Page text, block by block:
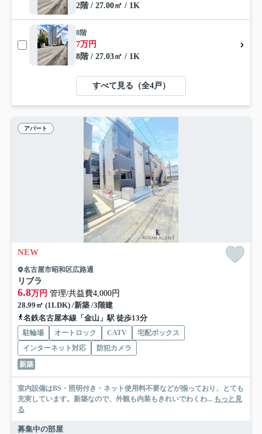
2階 / 27.00㎡ / 1K
8階
7万円
8階 / 27.03㎡ / 1K
すべて見る（全4戸）
アパート
NEW
名古屋市昭和区広路通
リブラ
6.8万円 管理/共益費4,000円
28.99㎡ (1LDK) /新築 /3階建
名鉄名古屋本線「金山」駅 徒歩13分
駐輪場 オートロック CATV
宅配ボックス
インターネット対応
防犯カメラ
新築
室内設備はBS・照明付き・ネット使用料不要などが揃っており、とても
充実しています。新築なので、外観も内装もきれいでわくわ... もっと見
る
募集中の部屋